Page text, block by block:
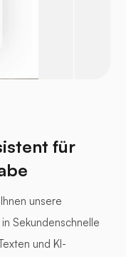
für
unsere
Sekundenschnelle
und KI-